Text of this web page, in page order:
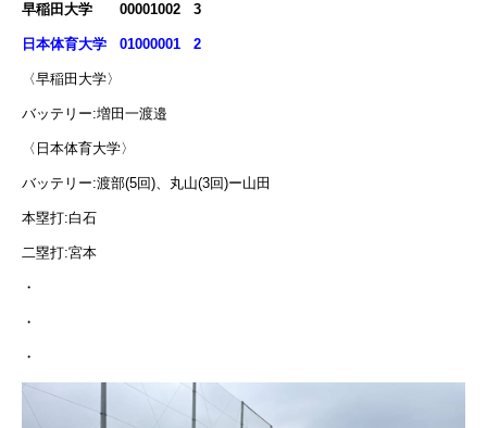
早稲田大学 00001002 3
日本体育大学 01000001 2
〈早稲田大学〉
バッテリー:増田一渡邉
〈日本体育大学〉
バッテリー:渡部(5回)、丸山(3回)ー山田
本塁打:白石
二塁打:宮本
・
・
・